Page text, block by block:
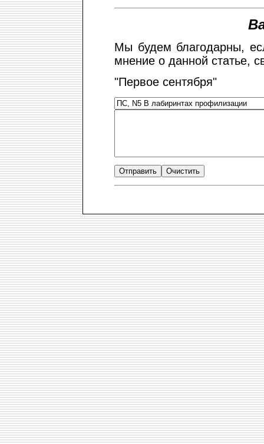
Мы будем благодарны,
мнение о данной статье,
"Первое сентября"